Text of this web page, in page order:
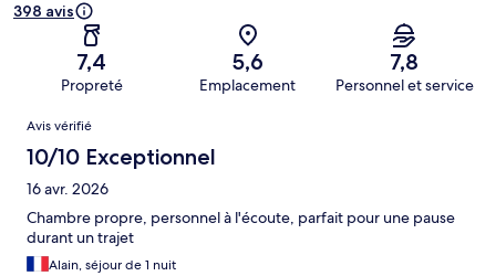
398 avis
7,4
Propreté
5,6
Emplacement
7,8
Personnel et service
Avis
Avis vérifié
10/10 Exceptionnel
16 avr. 2026
Chambre propre, personnel à l'écoute, parfait pour une pause
durant un trajet
Alain, séjour de 1 nuit